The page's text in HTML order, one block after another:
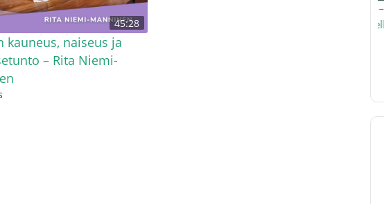
45:28
kauneus, naiseus ja
– Rita Niemi-
Onko vähärasvainen ruokavalio
yksi terveytemme suurista
harhoista? – Taija Somppi